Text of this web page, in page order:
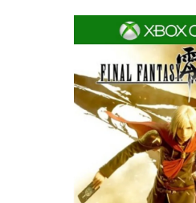
produktu
5
hvězdiček.